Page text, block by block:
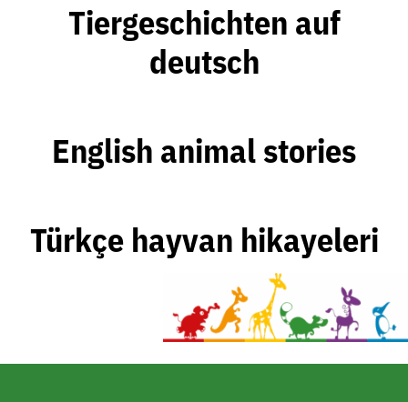
Tiergeschichten auf
deutsch
English animal stories
Türkçe hayvan hikayeleri